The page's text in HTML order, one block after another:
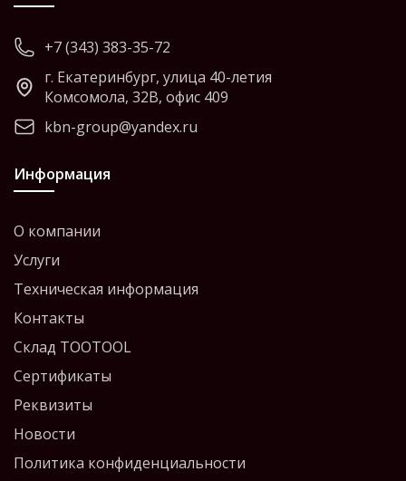
+7 (343) 383-35-72
г. Екатеринбург, улица 40-летия
Комсомола, 32В, офис 409
kbn-group@yandex.ru
Информация
О компании
Услуги
Техническая информация
Контакты
Склад TOOTOOL
Сертификаты
Реквизиты
Новости
Политика конфиденциальности